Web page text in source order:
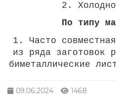
2.
По типу
1. Часто
из ряда заготовок
биметаллические
09.06.2024 1468